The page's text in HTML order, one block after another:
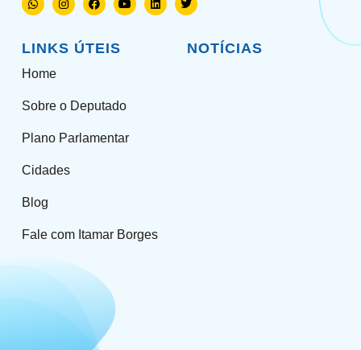
LINKS ÚTEIS
Home
Sobre o Deputado
Plano Parlamentar
Cidades
Blog
Fale com Itamar Borges
NOTÍCIAS